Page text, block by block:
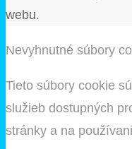
webu.
Nevyhnutné súbory
Tieto súbory cookie
služieb dostupných
stránky a na